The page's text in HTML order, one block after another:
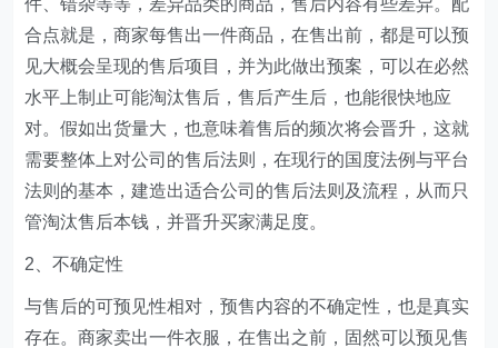
件、错杂等等，差异品类的商品，售后内容有些差异。配
合点就是，商家每售出一件商品，在售出前，都是可以预
见大概会呈现的售后项目，并为此做出预案，可以在必然
水平上制止可能淘汰售后，售后产生后，也能很快地应
对。假如出货量大，也意味着售后的频次将会晋升，这就
需要整体上对公司的售后法则，在现行的国度法例与平台
法则的基本，建造出适合公司的售后法则及流程，从而只
管淘汰售后本钱，并晋升买家满足度。
2、不确定性
与售后的可预见性相对，预售内容的不确定性，也是真实
存在。商家卖出一件衣服，在售出之前，固然可以预见售